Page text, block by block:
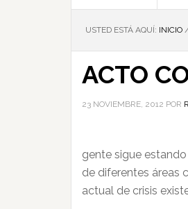
USTED ESTÁ AQUÍ: INICIO
ACTO
23 NOVIEMBRE, 2012 POR
gente sigue
de diferentes áreas
actual de crisis